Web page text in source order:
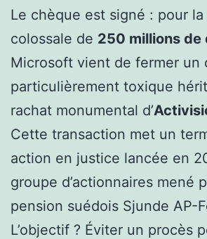
Le chèque est signé : pour la
colossale de 250 millions de
Microsoft vient de fermer un
particulièrement toxique
rachat monumental d’
Cette transaction met un
action en justice lancée en
groupe d’actionnaires mené
pension suédois Sjunde AP-
L’objectif ? Éviter un procès